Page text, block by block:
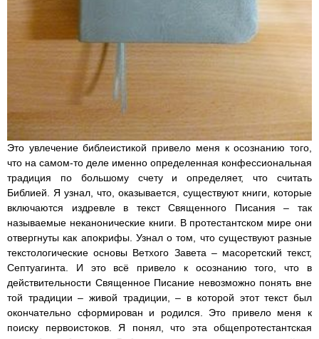
Это увлечение библеистикой привело меня к осознанию того,
что на самом-то деле именно определенная конфессиональная
традиция по большому счету и определяет, что считать
Библией. Я узнал, что, оказывается, существуют книги, которые
включаются издревле в текст Священного Писания – так
называемые неканонические книги. В протестантском мире они
отвергнуты как апокрифы. Узнал о том, что существуют разные
текстологические основы Ветхого Завета – масоретский текст,
Септуагинта. И это всё привело к осознанию того, что в
действительности Священное Писание невозможно понять вне
той традиции – живой традиции, – в которой этот текст был
окончательно сформирован и родился. Это привело меня к
поиску первоистоков. Я понял, что эта общепротестантская